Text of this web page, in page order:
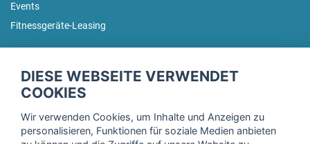
Events
Fitnessgeräte-Leasing
Trage dich hier für unseren Newsletter ein und erhalte regelmäßig
DIESE WEBSEITE VERWENDET
COOKIES
Wir verwenden Cookies, um Inhalte und Anzeigen zu
personalisieren, Funktionen für soziale Medien anbieten